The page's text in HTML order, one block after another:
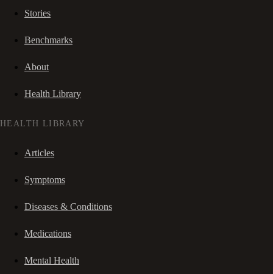
Stories
Benchmarks
About
Health Library
HEALTH LIBRARY
Articles
Symptoms
Diseases & Conditions
Medications
Mental Health